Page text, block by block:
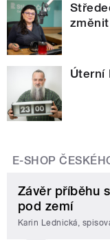
Úterní
E-SHOP
Závěr příběhu
pod zemí
Karin Lednická,